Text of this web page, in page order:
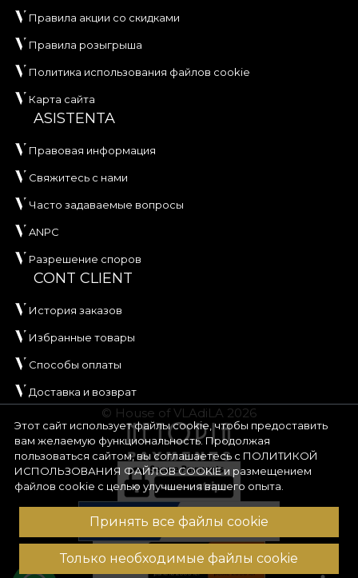
Этот сайт использует файлы cookie, чтобы предоставить
вам желаемую функциональность. Продолжая
пользоваться сайтом, вы соглашаетесь с ПОЛИТИКОЙ
ИСПОЛЬЗОВАНИЯ ФАЙЛОВ COOKIEи размещением
файлов cookie с целью улучшения вашего опыта.
Принять все файлы cookie
Только необходимые файлы cookie
Правила акции со скидками
Правила розыгрыша
Политика использования файлов cookie
Карта сайта
ASISTENTA
Правовая информация
Свяжитесь с нами
Часто задаваемые вопросы
ANPC
Разрешение споров
CONT CLIENT
История заказов
Избранные товары
Способы оплаты
Доставка и возврат
© House of VLAdiLA 2026